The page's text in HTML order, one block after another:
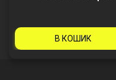
В КОШИК